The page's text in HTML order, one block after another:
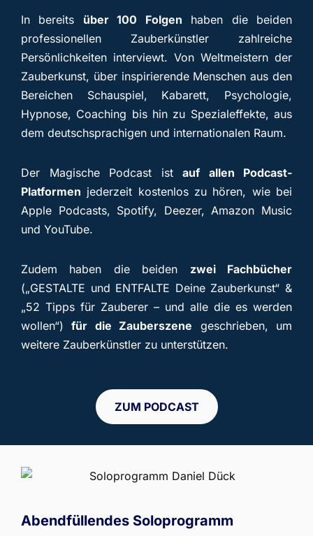
In bereits über 100 Folgen haben die beiden
professionellen Zauberkünstler zahlreiche
Persönlichkeiten interviewt. Von Weltmeistern der
Zauberkunst, über inspirierende Menschen aus den
Bereichen Schauspiel, Kabarett, Psychologie,
Hypnose, Coaching bis hin zu Spezialeffekte, aus
dem deutschsprachigen und internationalen Raum.
Der Magische Podcast ist auf allen Podcast-
Platformen jederzeit kostenlos zu hören, wie bei
Apple Podcasts, Spotify, Deezer, Amazon Music
und YouTube.
Zudem haben die beiden zwei Fachbücher
(„GESTALTE und ENTFALTE Deine Zauberkunst“ &
„52 Tipps für Zauberer – und alle die es werden
wollen“)für die Zauberszene geschrieben, um
weitere Zauberkünstler zu unterstützen.
ZUM PODCAST
Abendfüllendes Soloprogramm